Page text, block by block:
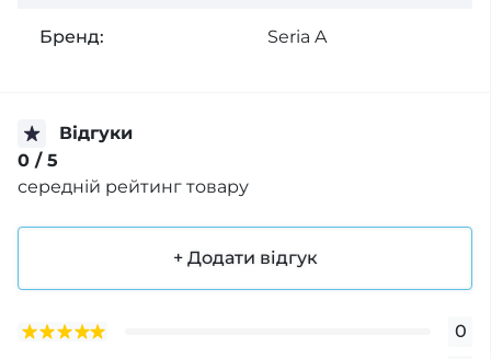
Бренд: Seria A
Відгуки
0 / 5
середній рейтинг товару
+ Додати відгук
0